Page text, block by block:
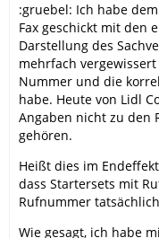
:gruebel: Ich habe
Fax geschickt mit den
Darstellung des
mehrfach
Nummer und die
habe. Heute von Lidl
Angaben nicht zu den
gehören.
Heißt dies im
dass Startersets mit
Rufnummer
Wie gesagt, ich habe